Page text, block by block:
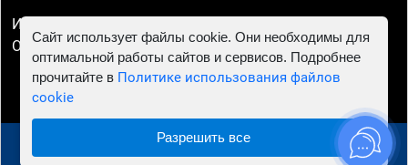
ИП Смирнов Георгий Павлович. ИНН 781302555843,
ОГРНИП 324470400032610
© 2010 - 2026 Чип тюнинг в Омске - Автосервис "Евро
Сайт использует файлы cookie. Они необходимы для
оптимальной работы сайтов и сервисов. Подробнее
прочитайте в Политике использования файлов
cookie
Разрешить все